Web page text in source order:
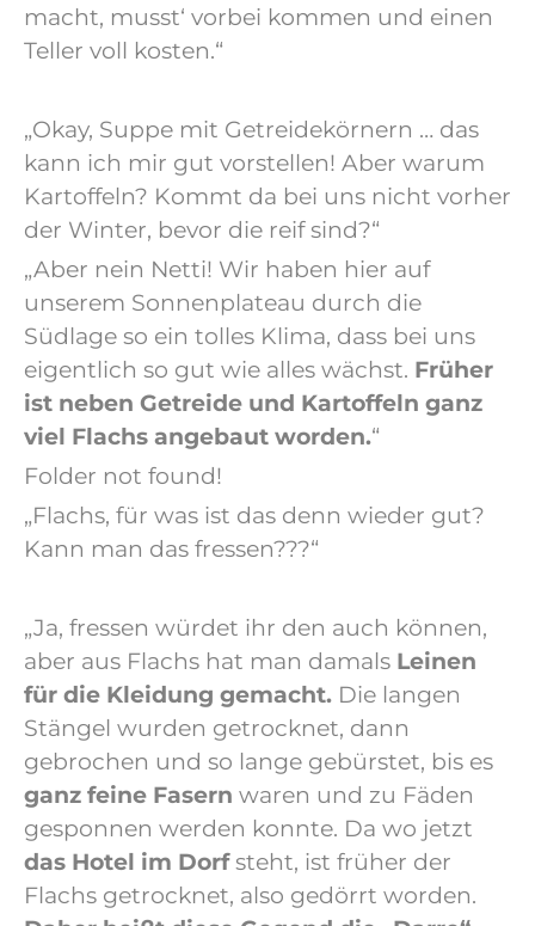
macht, musst‘ vorbei kommen und einen
Teller voll kosten.“
„Okay, Suppe mit Getreidekörnern … das
kann ich mir gut vorstellen! Aber warum
Kartoffeln? Kommt da bei uns nicht vorher
der Winter, bevor die reif sind?“
„Aber nein Netti! Wir haben hier auf
unserem Sonnenplateau durch die
Südlage so ein tolles Klima, dass bei uns
eigentlich so gut wie alles wächst. Früher
ist neben Getreide und Kartoffeln ganz
viel Flachs angebaut worden.“
Folder not found!
„Flachs, für was ist das denn wieder gut?
Kann man das fressen???“
„Ja, fressen würdet ihr den auch können,
aber aus Flachs hat man damals Leinen
für die Kleidung gemacht. Die langen
Stängel wurden getrocknet, dann
gebrochen und so lange gebürstet, bis es
ganz feine Fasern waren und zu Fäden
gesponnen werden konnte. Da wo jetzt
das Hotel im Dorfsteht, ist früher der
Flachs getrocknet, also gedörrt worden.